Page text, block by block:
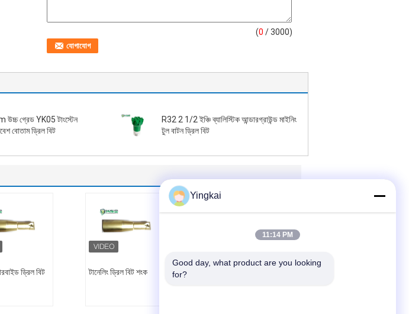
(0 / 3000)
গ্রেড YK05 টাংস্টেন
বোতাম ড্রিল বিট
R32 2 1/2 ইঞ্চি ব্যালিস্টিক আন্ডারগ্রাউন্ড মাইনিং
টুল বাটন ড্রিল বিট
ড্রিল বিট
টানেলিং ড্রিল বিট শংক
Yingkai
11:14 PM
Good day, what product are you looking
for?